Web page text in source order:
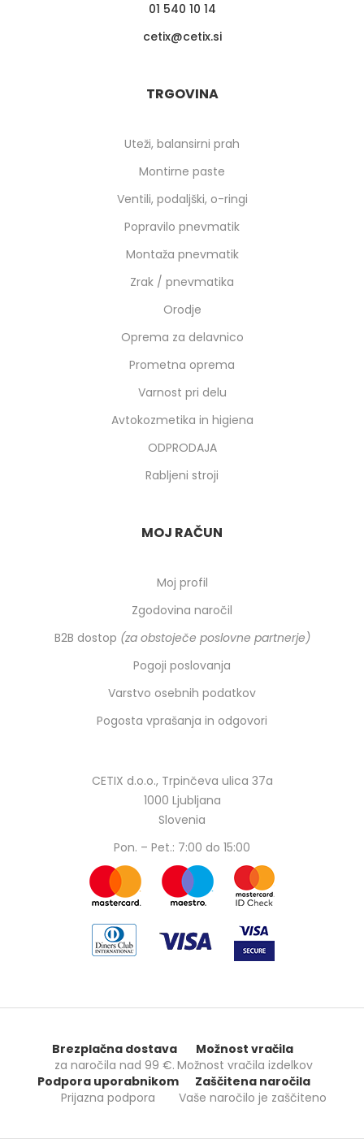
01 540 10 14
cetix
cetix.si
TRGOVINA
Uteži, balansirni prah
Montirne paste
Ventili, podaljški, o-ringi
Popravilo pnevmatik
Montaža pnevmatik
Zrak / pnevmatika
Orodje
Oprema za delavnico
Prometna oprema
Varnost pri delu
Avtokozmetika in higiena
ODPRODAJA
Rabljeni stroji
MOJ RAČUN
Moj profil
Zgodovina naročil
B2B dostop (za obstoječe poslovne partnerje)
Pogoji poslovanja
Varstvo osebnih podatkov
Pogosta vprašanja in odgovori
CETIX d.o.o., Trpinčeva ulica 37a
1000 Ljubljana
Slovenia
Pon. – Pet.: 7:00 do 15:00
Brezplačna dostava
za naročila nad 99 €.
Možnost vračila
Možnost vračila izdelkov
Podpora uporabnikom
Prijazna podpora
Zaščitena naročila
Vaše naročilo je zaščiteno